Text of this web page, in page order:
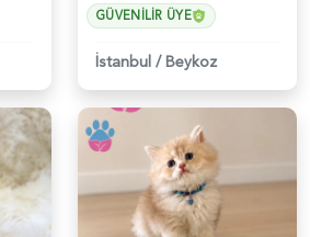
GÜVENILIR ÜYE
İstanbul /Beykoz